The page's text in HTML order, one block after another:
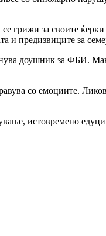
грижи за своите
и предизвиците за
доушник за ФБИ.
со емоциите.
истовремено